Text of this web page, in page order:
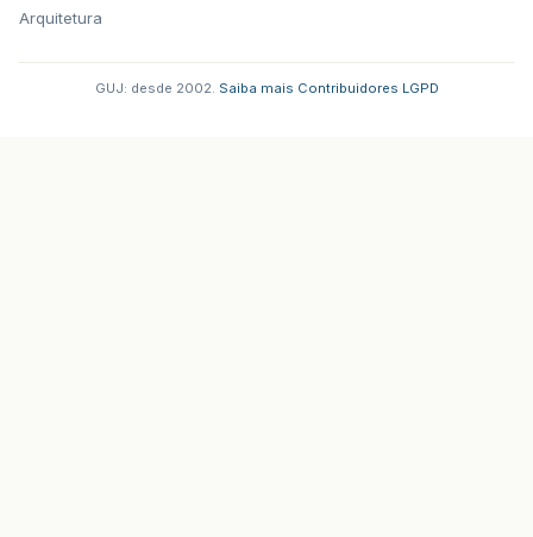
Arquitetura
GUJ: desde 2002. Saiba mais Contribuidores LGPD